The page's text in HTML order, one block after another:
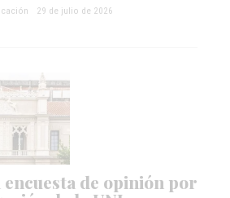
29 de julio de 2026
encuesta de opinión por